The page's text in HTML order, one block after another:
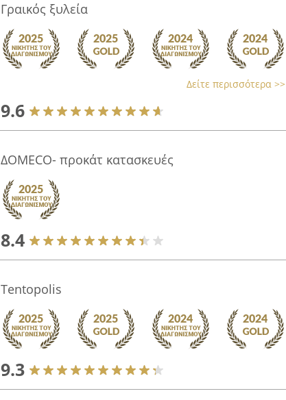
Γραικός ξυλεία
Δείτε περισσότερα >>
9.6
ΔΟΜECO- προκάτ κατασκευές
8.4
Tentopolis
9.3